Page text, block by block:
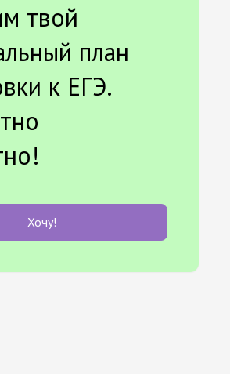
твой
план
к ЕГЭ.
Хочу!